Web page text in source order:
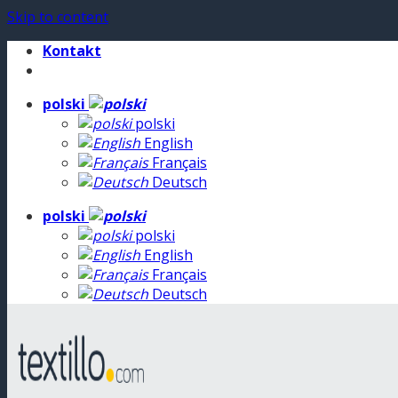
Skip to content
Kontakt
polski
polski
English
Français
Deutsch
polski
polski
English
Français
Deutsch